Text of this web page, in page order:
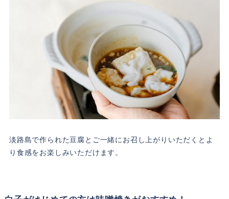
淡路島で作られた豆腐とご一緒にお召し上がりいただくとよ
り食感をお楽しみいただけます。